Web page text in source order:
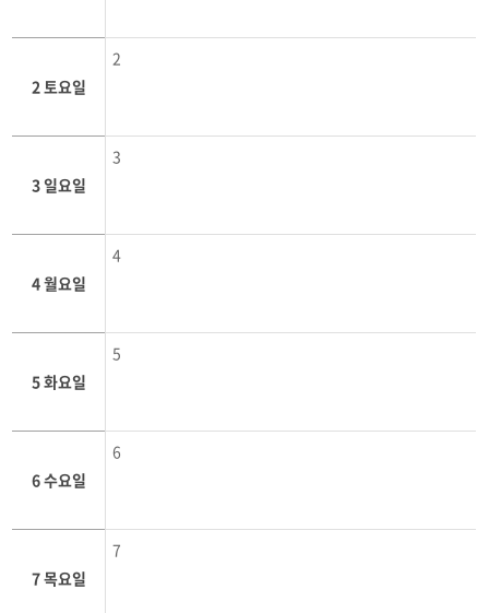
보건안전공학과 인스타
2 토요일
2
3 일요일
3
4 월요일
4
5 화요일
5
6 수요일
6
7 목요일
7